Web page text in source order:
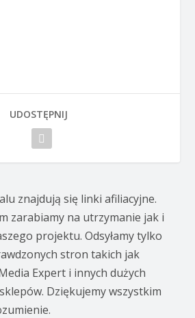
UDOSTĘPNIJ
znajdują się linki afiliacyjne.
zarabiamy na utrzymanie jak i
projektu. Odsyłamy tylko
stron takich jak
Expert i innych dużych
Dziękujemy wszystkim